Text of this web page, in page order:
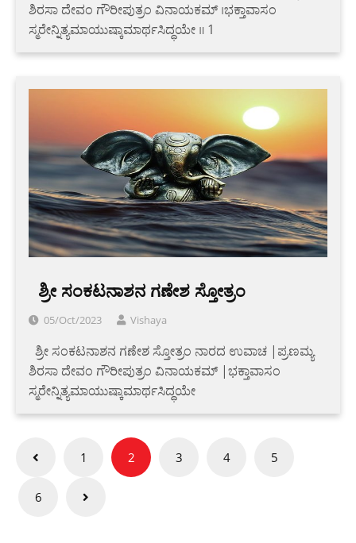
ಶಿರಸಾ ದೇವಂ ಗೌರೀಪುತ್ರಂ ವಿನಾಯಕಮ್ ।ಭಕ್ತಾವಾಸಂ
ಸ್ಮರೇನ್ನಿತ್ಯಮಾಯುಷ್ಕಾಮಾರ್ಥಸಿದ್ಧಯೇ ॥ 1
‌ ‌ ಶ್ರೀ ಸಂಕಟನಾಶನ ಗಣೇಶ ಸ್ತೋತ್ರಂ
05/Oct/2023 Vishaya
‌ ‌ ಶ್ರೀ ಸಂಕಟನಾಶನ ಗಣೇಶ ಸ್ತೋತ್ರಂ ನಾರದ ಉವಾಚ |ಪ್ರಣಮ್ಯ
ಶಿರಸಾ ದೇವಂ ಗೌರೀಪುತ್ರಂ ವಿನಾಯಕಮ್ |ಭಕ್ತಾವಾಸಂ
ಸ್ಮರೇನ್ನಿತ್ಯಮಾಯುಷ್ಕಾಮಾರ್ಥಸಿದ್ಧಯೇ
Posts
pagination
1 2 3 4 5
6